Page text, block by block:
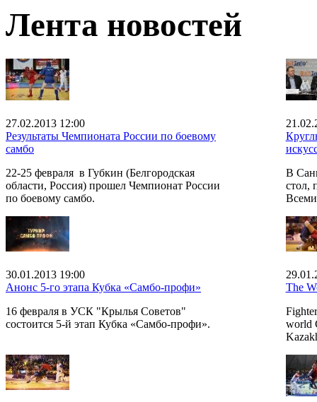
Лента новостей
27.02.2013 12:00
Результаты Чемпионата России по боевому
самбо
22-25 февраля в Губкин (Белгородская
области, Россия) прошел Чемпионат России
по боевому самбо.
В
стол,
30.01.2013 19:00
Анонс 5-го этапа Кубка «Самбо-профи»
16 февраля в УСК "Крылья Советов"
состоится 5-й этап Кубка «Самбо-профи».
The
world